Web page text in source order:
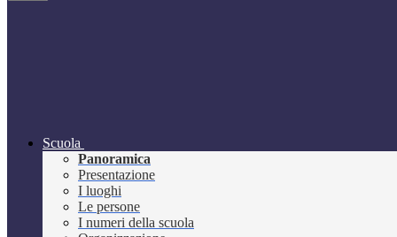
Scuola
Panoramica
Presentazione
I luoghi
Le persone
I numeri della scuola